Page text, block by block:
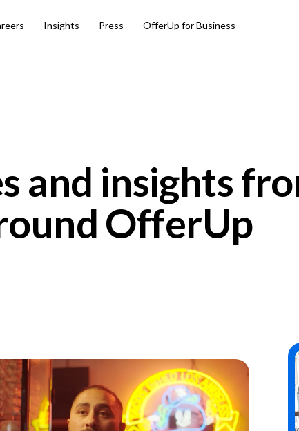
Insights Press OfferUp for Business
and insights
OfferUp